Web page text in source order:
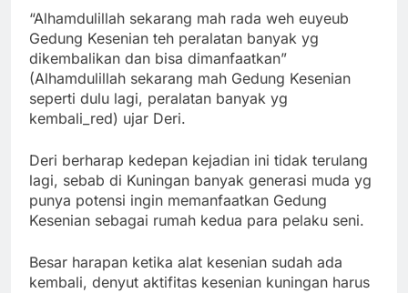
“Alhamdulillah sekarang mah rada weh euyeub
Gedung Kesenian teh peralatan banyak yg
dikembalikan dan bisa dimanfaatkan”
(Alhamdulillah sekarang mah Gedung Kesenian
seperti dulu lagi, peralatan banyak yg
kembali_red) ujar Deri.
Deri berharap kedepan kejadian ini tidak terulang
lagi, sebab di Kuningan banyak generasi muda yg
punya potensi ingin memanfaatkan Gedung
Kesenian sebagai rumah kedua para pelaku seni.
Besar harapan ketika alat kesenian sudah ada
kembali, denyut aktifitas kesenian kuningan harus